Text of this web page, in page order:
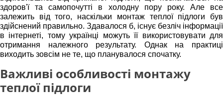
здоров'ї та самопочутті в холодну пору року. Але все
залежить від того, наскільки монтаж теплої підлоги був
здійснений правильно. Здавалося б, існує безліч інформації
в інтернеті, тому українці можуть її використовувати для
отримання належного результату. Однак на практиці
виходить зовсім не те, що планувалося спочатку.
Важливі особливості монтажу
теплої підлоги